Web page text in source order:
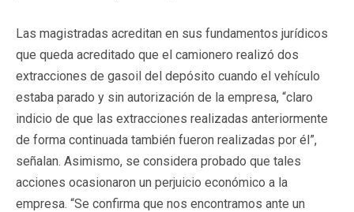
Las magistradas acreditan en sus fundamentos jurídicos
que queda acreditado que el camionero realizó dos
extracciones de gasoil del depósito cuando el vehículo
estaba parado y sin autorización de la empresa, “claro
indicio de que las extracciones realizadas anteriormente
de forma continuada también fueron realizadas por él”,
señalan. Asimismo, se considera probado que tales
acciones ocasionaron un perjuicio económico a la
empresa. “Se confirma que nos encontramos ante un